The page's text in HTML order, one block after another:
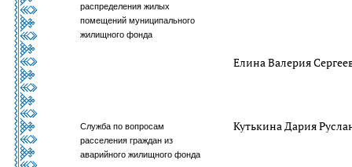
распределения жилых
помещений муниципального
жилищного фонда
Елина Валерия
Служба по вопросам
расселения граждан из
аварийного жилищного фонда
Кутькина Дария